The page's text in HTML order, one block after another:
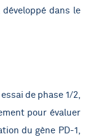
dans le
de phase 1/2,
pour évaluer
du gène PD-1,